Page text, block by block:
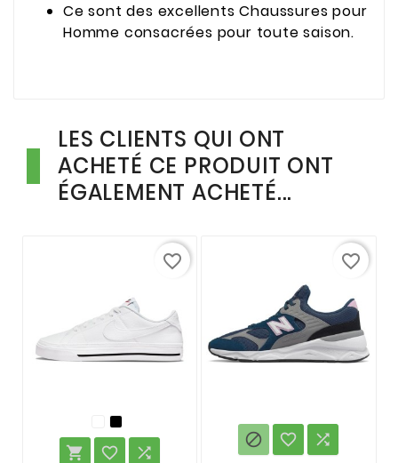
Ce sont des excellents Chaussures pour
Homme consacrées pour toute saison.
LES CLIENTS QUI ONT
ACHETÉ CE PRODUIT ONT
ÉGALEMENT ACHETÉ...
  
favorite_border
  
favorite_border